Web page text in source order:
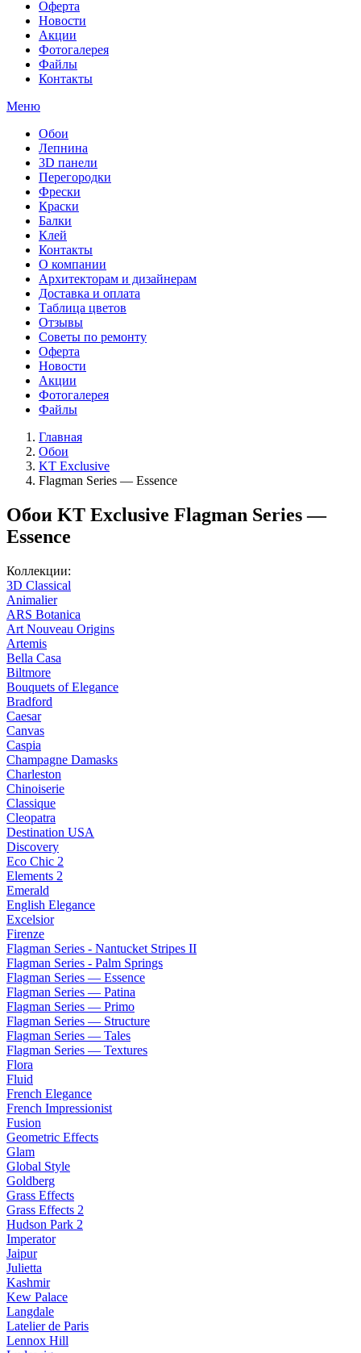
Оферта
Новости
Акции
Фотогалерея
Файлы
Контакты
Меню
Обои
Лепнина
3D панели
Перегородки
Фрески
Краски
Балки
Клей
Контакты
О компании
Архитекторам и дизайнерам
Доставка и оплата
Таблица цветов
Отзывы
Советы по ремонту
Оферта
Новости
Акции
Фотогалерея
Файлы
Главная
Обои
KT Exclusive
Flagman Series — Essence
Обои KT Exclusive Flagman Series —
Essence
Коллекции:
3D Classical
Animalier
ARS Botanica
Art Nouveau Origins
Artemis
Bella Casa
Biltmore
Bouquets of Elegance
Bradford
Caesar
Canvas
Caspia
Champagne Damasks
Charleston
Chinoiserie
Classique
Cleopatra
Destination USA
Discovery
Eco Chic 2
Elements 2
Emerald
English Elegance
Excelsior
Firenze
Flagman Series - Nantucket Stripes II
Flagman Series - Palm Springs
Flagman Series — Essence
Flagman Series — Patina
Flagman Series — Primo
Flagman Series — Structure
Flagman Series — Tales
Flagman Series — Textures
Flora
Fluid
French Elegance
French Impressionist
Fusion
Geometric Effects
Glam
Global Style
Goldberg
Grass Effects
Grass Effects 2
Hudson Park 2
Imperator
Jaipur
Julietta
Kashmir
Kew Palace
Langdale
Latelier de Paris
Lennox Hill